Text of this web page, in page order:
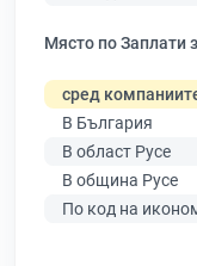
Място по Заплати
сред
В България
В област Русе
В община Русе
По код на